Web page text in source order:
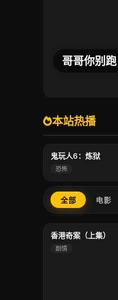
爱情怎么翻
本站热播
5.0
鬼玩人6：炼狱
恐怖
全部 电影
8.0
香港奇案（上集）
剧情